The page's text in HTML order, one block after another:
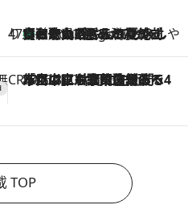
47都道府県の手みやげ ひんやりスイーツで夏を満喫
8 Hours Ago
【和歌山県】この夏絶対食べたい 冷やしておいしいおやつ3選 みかんがごろっと丸ごと入ったジュレ
CREA'S CHOICE
2026.8.7
「立川にも歌舞伎があるんだよ」 片岡仁左衛門・市川中車ら豪華座組みで4年目の立川立飛歌舞伎へ
TOP